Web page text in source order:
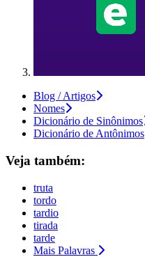
Blog / Artigos
Nomes
Dicionário de Sinônimos
Dicionário de Antônimos
Veja também:
truta
tordo
tardio
tirada
tarde
Mais Palavras